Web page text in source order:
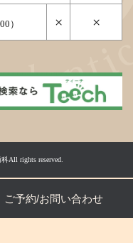
） × ×
All rights reserved.
ご予約/お問い合わせ